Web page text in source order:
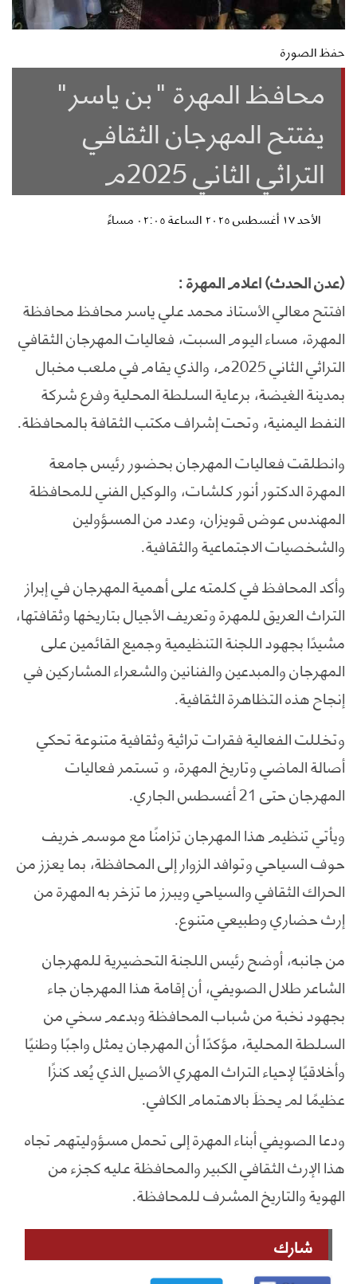
حفظ الصورة
محافظ المهرة "بن ياسر"
يفتتح المهرجان الثقافي
التراثي الثاني 2025م
الأحد ١٧ أغسطس ٢٠٢٥ الساعة ٠٢:٠٥ مساءً
(عدن الحدث) اعلام المهرة :
افتتح معالي الأستاذ محمد علي ياسر محافظ محافظة
المهرة، مساء اليوم السبت، فعاليات المهرجان الثقافي
التراثي الثاني 2025م، والذي يقام في ملعب مخبال
بمدينة الغيضة، برعاية السلطة المحلية وفرع شركة
النفط اليمنية، وتحت إشراف مكتب الثقافة بالمحافظة.
وانطلقت فعاليات المهرجان بحضور رئيس جامعة
المهرة الدكتور أنور كلشات، والوكيل الفني للمحافظة
المهندس عوض قويزان، وعدد من المسؤولين
والشخصيات الاجتماعية والثقافية.
وأكد المحافظ في كلمته على أهمية المهرجان في إبراز
التراث العريق للمهرة وتعريف الأجيال بتاريخها وثقافتها،
مشيدًا بجهود اللجنة التنظيمية وجميع القائمين على
المهرجان والمبدعين والفنانين والشعراء المشاركين في
إنجاح هذه التظاهرة الثقافية.
وتخللت الفعالية فقرات تراثية وثقافية متنوعة تحكي
أصالة الماضي وتاريخ المهرة، و تستمر فعاليات
المهرجان حتى 21 أغسطس الجاري.
ويأتي تنظيم هذا المهرجان تزامنًا مع موسم خريف
حوف السياحي وتوافد الزوار إلى المحافظة، بما يعزز من
الحراك الثقافي والسياحي ويبرز ما تزخر به المهرة من
إرث حضاري وطبيعي متنوع.
من جانبه، أوضح رئيس اللجنة التحضيرية للمهرجان
الشاعر طلال الصويفي، أن إقامة هذا المهرجان جاء
بجهود نخبة من شباب المحافظة وبدعم سخي من
السلطة المحلية، مؤكدًا أن المهرجان يمثل واجبًا وطنيًا
وأخلاقيًا لإحياء التراث المهري الأصيل الذي يُعد كنزًا
عظيمًا لم يحظَ بالاهتمام الكافي.
ودعا الصويفي أبناء المهرة إلى تحمل مسؤوليتهم تجاه
هذا الإرث الثقافي الكبير والمحافظة عليه كجزء من
الهوية والتاريخ المشرف للمحافظة.
شارك